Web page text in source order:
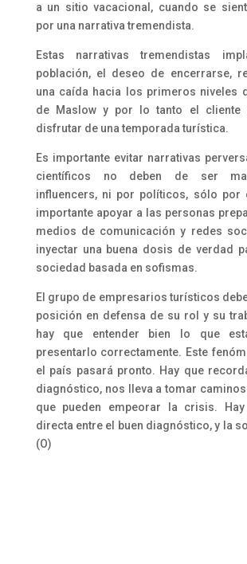
a un sitio vacacional, cuando se
por una narrativa tremendista.
Estas narrativas tremendistas
población, el deseo de encerrarse,
una caída hacia los primeros niveles
de Maslow y por lo tanto el cliente
disfrutar de una temporada turística.
Es importante evitar narrativas
científicos no deben de ser
influencers, ni por políticos, sólo por
importante apoyar a las personas
medios de comunicación y redes
inyectar una buena dosis de verdad
sociedad basada en sofismas.
El grupo de empresarios turísticos
posición en defensa de su rol y su
hay que entender bien lo que
presentarlo correctamente. Este
el país pasará pronto. Hay que
diagnóstico, nos lleva a tomar
que pueden empeorar la crisis.
directa entre el buen diagnóstico, y la
(O)